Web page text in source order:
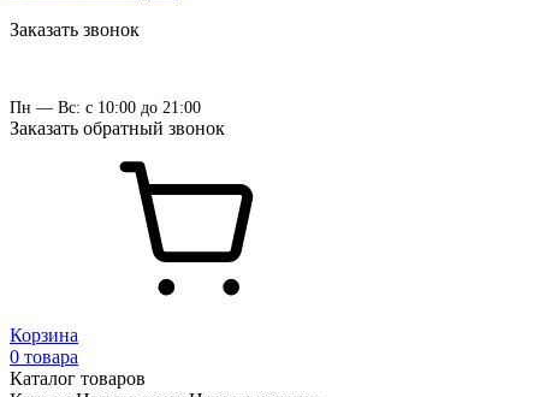
Заказать звонок
Пн — Вс: с 10:00 до 21:00
Заказать обратный звонок
Корзина
0 товара
Каталог товаров